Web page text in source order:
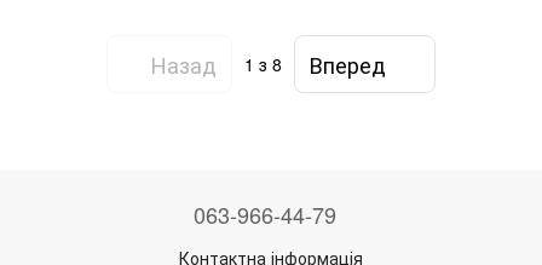
Назад 1 з 8 Вперед
063-966-44-79
Контактна інформація